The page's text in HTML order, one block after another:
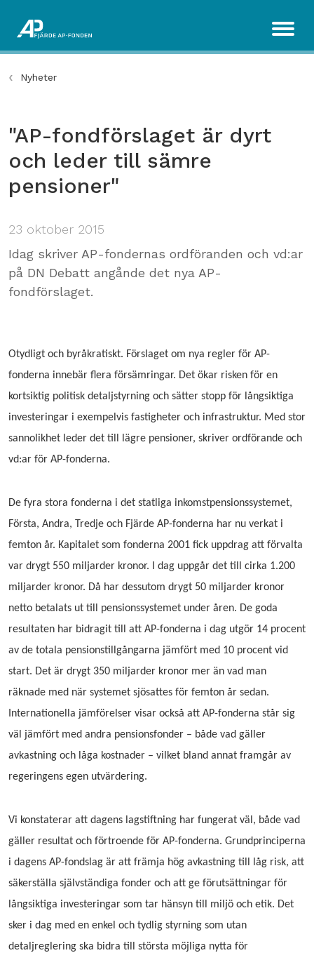
Nyheter
"AP-fondförslaget är dyrt
och leder till sämre
pensioner"
23 oktober 2015
Idag skriver AP-fondernas ordföranden och vd:ar
på DN Debatt angånde det nya AP-
fondförslaget.
Otydligt och byråkratiskt. Förslaget om nya regler för AP-
fonderna innebär flera försämringar. Det ökar risken för en
kortsiktig politisk detaljstyrning och sätter stopp för långsiktiga
investeringar i exempelvis fastigheter och infrastruktur. Med stor
sannolikhet leder det till lägre pensioner, skriver ordförande och
vd:ar för AP-fonderna.
De fyra stora fonderna i det statliga inkomstpensionssystemet,
Första, Andra, Tredje och Fjärde AP-fonderna har nu verkat i
femton år. Kapitalet som fonderna 2001 fick uppdrag att förvalta
var drygt 550 miljarder kronor. I dag uppgår det till cirka 1.200
miljarder kronor. Då har dessutom drygt 50 miljarder kronor
netto betalats ut till pensionssystemet under åren. De goda
resultaten har bidragit till att AP-fonderna i dag utgör 14 procent
av de totala pensionstillgångarna jämfört med 10 procent vid
start. Det är drygt 350 miljarder kronor mer än vad man
räknade med när systemet sjösattes för femton år sedan.
Internationella jämförelser visar också att AP-fonderna står sig
väl jämfört med andra pensionsfonder – både vad gäller
avkastning och låga kostnader – vilket bland annat framgår av
regeringens egen utvärdering.
Vi konstaterar att dagens lagstiftning har fungerat väl, både vad
gäller resultat och förtroende för AP-fonderna. Grundprinciperna
i dagens AP-fondslag är att främja hög avkastning till låg risk, att
säkerställa självständiga fonder och att ge förutsättningar för
långsiktiga investeringar som tar hänsyn till miljö och etik. Det
sker i dag med en enkel och tydlig styrning som utan
detaljreglering ska bidra till största möjliga nytta för